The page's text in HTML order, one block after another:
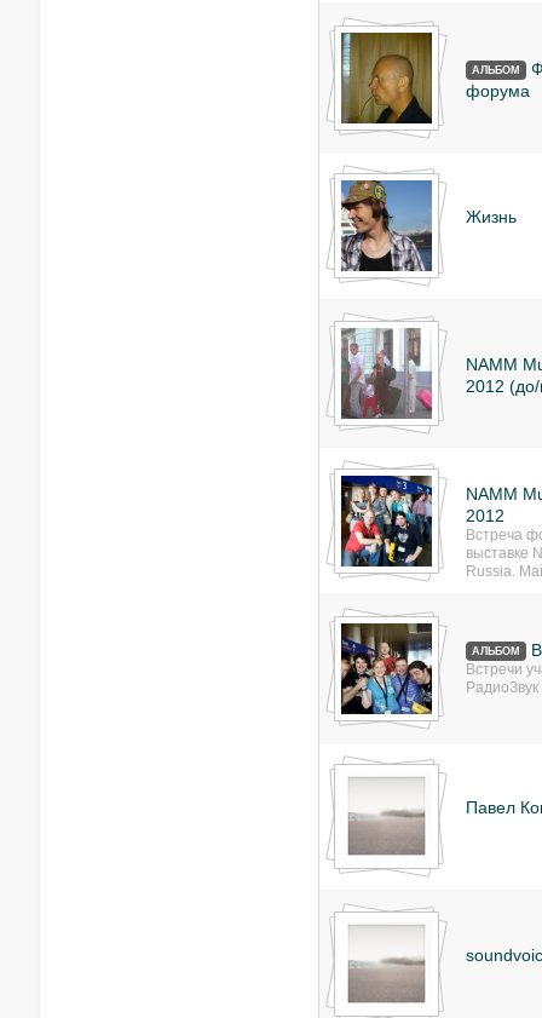
АЛЬБОМ
форума
Жизнь
NAMM
2012
NAMM
2012
Встреча
выставке
Russia.
АЛЬБОМ
Встречи
РадиоЗвук
Павел